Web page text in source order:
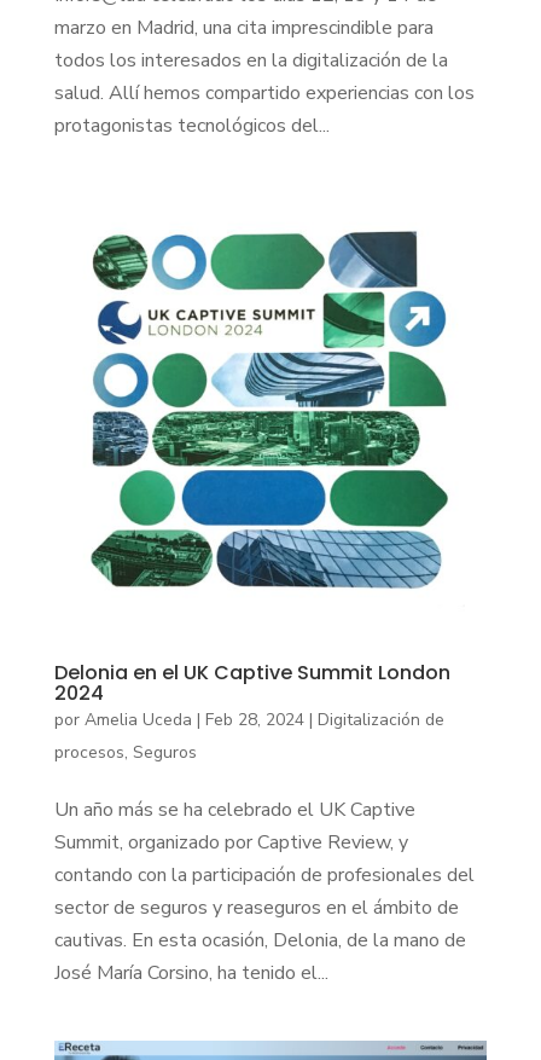
marzo en Madrid, una cita imprescindible para
todos los interesados en la digitalización de la
salud. Allí hemos compartido experiencias con los
protagonistas tecnológicos del...
Delonia en el UK Captive Summit London
2024
por Amelia Uceda | Feb 28, 2024| Digitalización de
procesos, Seguros
Un año más se ha celebrado el UK Captive
Summit, organizado por Captive Review, y
contando con la participación de profesionales del
sector de seguros y reaseguros en el ámbito de
cautivas. En esta ocasión, Delonia, de la mano de
José María Corsino, ha tenido el...